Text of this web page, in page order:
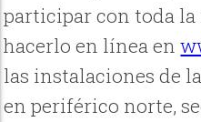
participar con toda
hacerlo en línea en
las instalaciones de
en periférico norte,